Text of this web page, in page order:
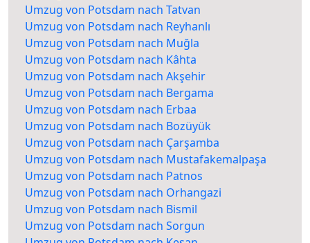
Umzug von Potsdam nach Tatvan
Umzug von Potsdam nach Reyhanlı
Umzug von Potsdam nach Muğla
Umzug von Potsdam nach Kâhta
Umzug von Potsdam nach Akşehir
Umzug von Potsdam nach Bergama
Umzug von Potsdam nach Erbaa
Umzug von Potsdam nach Bozüyük
Umzug von Potsdam nach Çarşamba
Umzug von Potsdam nach Mustafakemalpaşa
Umzug von Potsdam nach Patnos
Umzug von Potsdam nach Orhangazi
Umzug von Potsdam nach Bismil
Umzug von Potsdam nach Sorgun